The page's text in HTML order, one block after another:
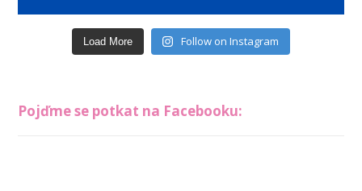
Load More Follow on Instagram
Pojďme se potkat na Facebooku: